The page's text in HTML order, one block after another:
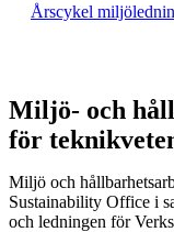
Årscykel
Miljö- och
för
Miljö och
Sustainability Office i
och ledningen för